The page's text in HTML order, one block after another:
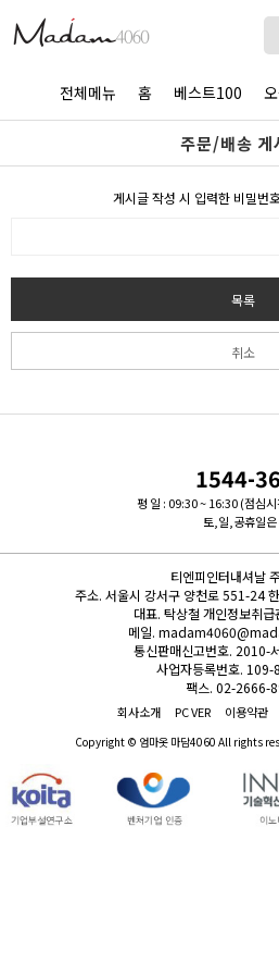
전체메뉴 홈 베스트100
주문/배송 게
게시글 작성 시 입력한 비밀번
목록
취소
1544-
평 일 : 09:30 ~ 16:30 (점심
토,일,공휴일은
티엔피인터내셔날
주소. 서울시 강서구 양천로 551-24
대표. 탁상철 개인정보취급
메일.
통신판매신고번호. 2010-
사업자등록번호. 109-
팩스. 02-2666-
회사소개 PC VER 이용약관
Copyright © 엄마옷 마담4060 All rights